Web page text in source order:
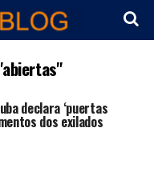
declara ‘puertas
dos exilados